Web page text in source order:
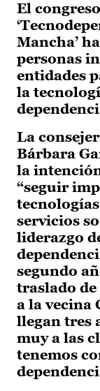
El
Mancha’
personas
entidades
la
La
Bárbara
la
“seguir
servicios
liderazgo
segundo
traslado de
a la vecina
llegan tres
muy a las
tenemos